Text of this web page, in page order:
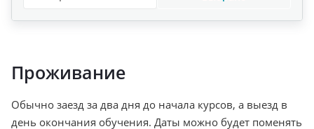
Проживание
Обычно заезд за два дня до начала курсов, а выезд в
день окончания обучения. Даты можно будет поменять